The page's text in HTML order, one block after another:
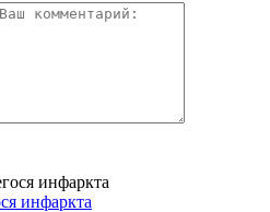
инфаркта